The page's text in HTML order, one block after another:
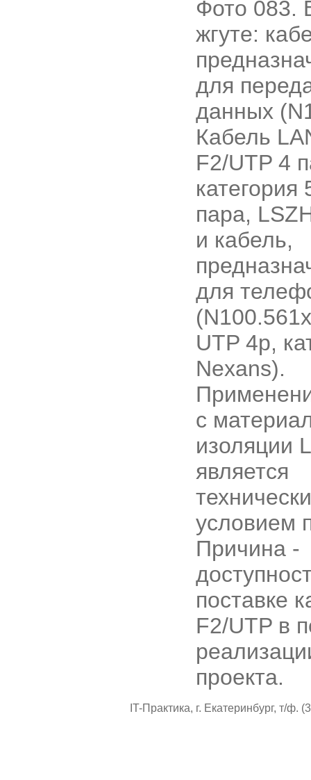
Фото 083.
жгуте:
для
данных
Кабель
F2/UTP 4
категория
пара,
и кабель,
для
UTP 4р,
Nexans).
с
изоляции
является
условием
Причина -
поставке
F2/UTP в
проекта.
IT-Практика, г. Екатеринбург, т/ф.